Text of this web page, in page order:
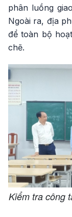
phân luồng
Ngoài ra, địa
để toàn bộ
chẽ.
Kiểm tra công